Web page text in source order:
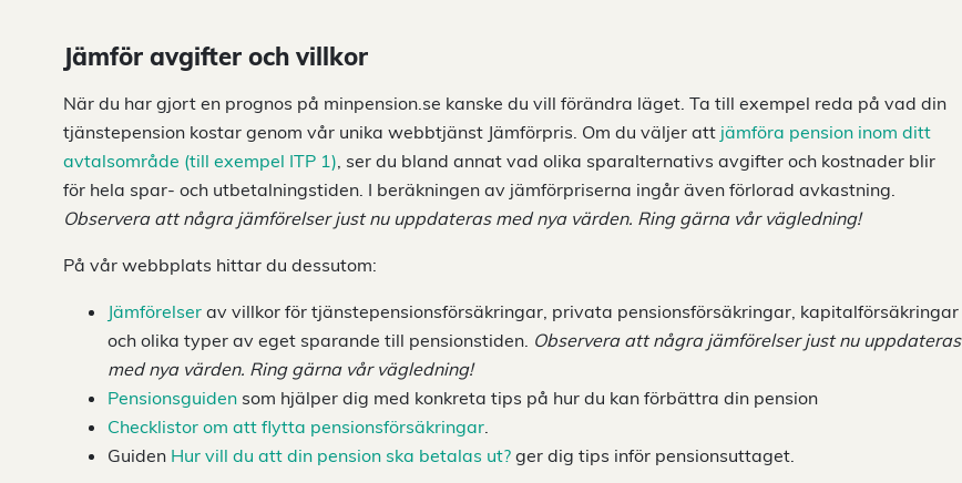
Jämför avgifter och villkor
När du har gjort en prognos på minpension.se kanske du vill förändra läget. Ta till exempel reda på vad din
tjänstepension kostar genom vår unika webbtjänst Jämförpris. Om du väljer att jämföra pension inom ditt
avtalsområde (till exempel ITP 1), ser du bland annat vad olika sparalternativs avgifter och kostnader blir
för hela spar- och utbetalningstiden. I beräkningen av jämförpriserna ingår även förlorad avkastning.
Observera att några jämförelser just nu uppdateras med nya värden. Ring gärna vår vägledning!
På vår webbplats hittar du dessutom:
Jämförelser av villkor för tjänstepensionsförsäkringar, privata pensionsförsäkringar, kapitalförsäkringar
och olika typer av eget sparande till pensionstiden. Observera att några jämförelser just nu uppdateras
med nya värden. Ring gärna vår vägledning!
Pensionsguiden som hjälper dig med konkreta tips på hur du kan förbättra din pension
Checklistor om att flytta pensionsförsäkringar.
Guiden Hur vill du att din pension ska betalas ut? ger dig tips inför pensionsuttaget.